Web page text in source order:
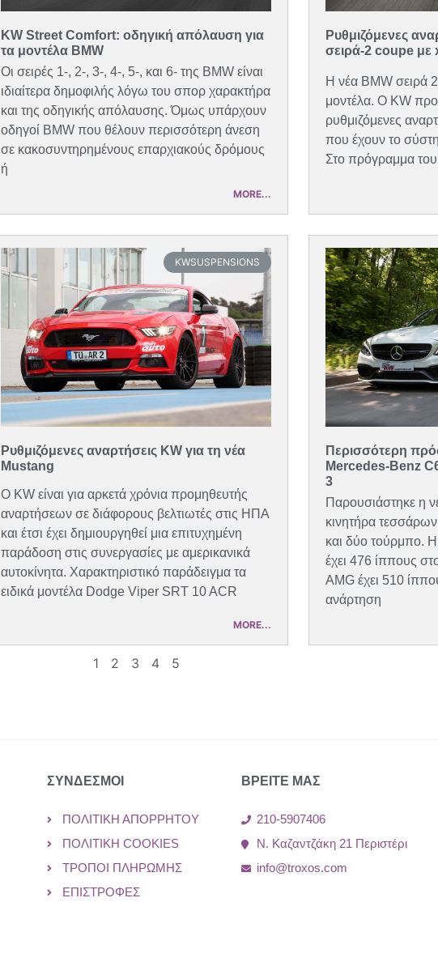
KW Street Comfort: οδηγική απόλαυση για
τα μοντέλα BMW
Οι σειρές 1-, 2-, 3-, 4-, 5-, και 6- της BMW είναι
ιδιαίτερα δημοφιλής λόγω του σπορ χαρακτήρα
και της οδηγικής απόλαυσης. Όμως υπάρχουν
οδηγοί BMW που θέλουν περισσότερη άνεση
σε κακοσυντηρημένους επαρχιακούς δρόμους
ή
MORE...
Ρυθμιζόμενες
σειρά-2 coupe με
Η νέα BMW σειρά
μοντέλα. Ο KW
ρυθμιζόμενες
που έχουν το
Στο πρόγραμμα του
KWSUSPENSIONS
Ρυθμιζόμενες αναρτήσεις KW για τη νέα
Mustang
O KW είναι για αρκετά χρόνια προμηθευτής
αναρτήσεων σε διάφορους βελτιωτές στις ΗΠΑ
και έτσι έχει δημιουργηθεί μια επιτυχημένη
παράδοση στις συνεργασίες με αμερικανικά
αυτοκίνητα. Χαρακτηριστικό παράδειγμα τα
ειδικά μοντέλα Dodge Viper SRT 10 ACR
MORE...
Περισσότερη
Mercedes-Benz
3
Παρουσιάστηκε η
κινητήρα
και δύο τούρμπο.
έχει 476 ίππους
AMG έχει 510
ανάρτηση
1 2 3 4 5
ΣΥΝΔΕΣΜΟΙ
ΠΟΛΙΤΙΚΉ ΑΠΟΡΡΉΤΟΥ
ΠΟΛΙΤΙΚΉ COOKIES
ΤΡΌΠΟΙ ΠΛΗΡΩΜΉΣ
ΕΠΙΣΤΡΟΦΈΣ
ΒΡΕΙΤΕ ΜΑΣ
210-5907406
Ν. Καζαντζάκη 21 Περιστέρι
info@troxos.com